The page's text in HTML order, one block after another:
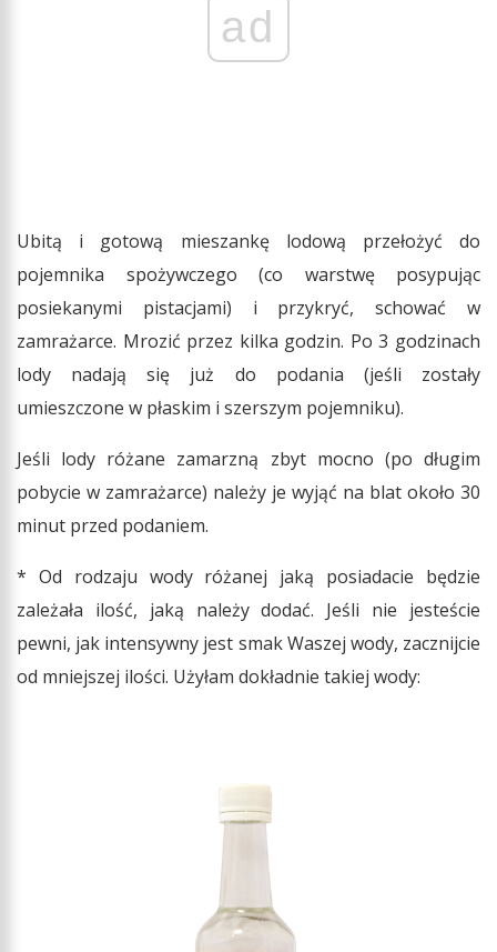
ad
Ubitą i gotową mieszankę lodową przełożyć do
pojemnika spożywczego (co warstwę posypując
posiekanymi pistacjami) i przykryć, schować w
zamrażarce. Mrozić przez kilka godzin. Po 3 godzinach
lody nadają się już do podania (jeśli zostały
umieszczone w płaskim i szerszym pojemniku).
Jeśli lody różane zamarzną zbyt mocno (po długim
pobycie w zamrażarce) należy je wyjąć na blat około 30
minut przed podaniem.
* Od rodzaju wody różanej jaką posiadacie będzie
zależała ilość, jaką należy dodać. Jeśli nie jesteście
pewni, jak intensywny jest smak Waszej wody, zacznijcie
od mniejszej ilości. Użyłam dokładnie takiej wody: